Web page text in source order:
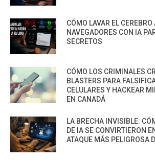
CÓMO LAVAR EL CEREBRO
NAVEGADORES CON IA
SECRETOS
CÓMO LOS CRIMINALES
BLASTERS PARA
CELULARES Y HACKEAR
EN CANADÁ
LA BRECHA INVISIBLE:
DE IA SE CONVIRTIERON
ATAQUE MÁS PELIGROSA